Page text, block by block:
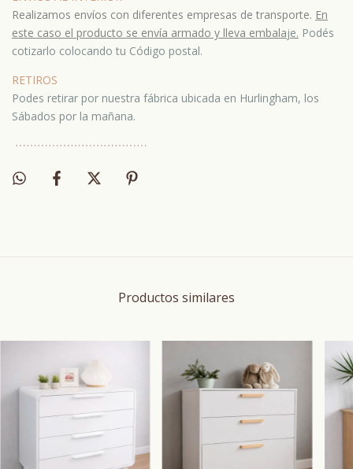
Realizamos envíos con diferentes empresas de transporte. En
este caso el producto se envía armado y lleva embalaje. Podés
cotizarlo colocando tu Código postal.
RETIROS
Podes retirar por nuestra fábrica ubicada en Hurlingham, los
Sábados por la mañana.
⋯⋯⋯⋯⋯⋯⋯⋯⋯⋯⋯⋯
Productos similares